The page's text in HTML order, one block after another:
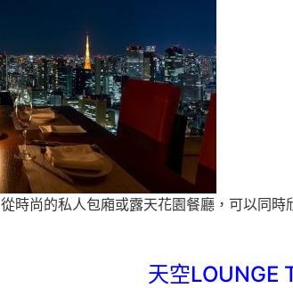
從時尚的私人包廂或露天花園餐廳，可以同時
天空LOUNGE